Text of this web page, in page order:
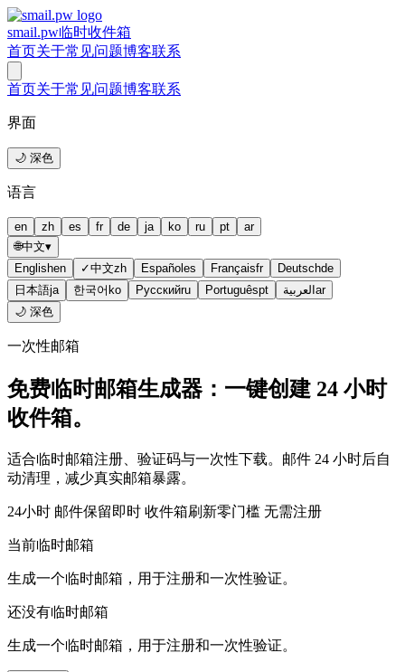
smail.pw临时收件箱
首页关于常见问题博客联系
首页关于常见问题博客联系
界面
🌙 深色
语言
en zh es fr de ja ko ru pt
ar
🌐中文▾
Englishen ✓中文zh Español es Françaisfr Deutschde
日本語ja 한국어 ko Русскийru Portuguêspt العربية ar
🌙 深色
一次性邮箱
免费临时邮箱生成器：一键创建 24 小时
收件箱。
适合临时邮箱注册、验证码与一次性下载。邮件 24 小时后自
动清理，减少真实邮箱暴露。
24小时 邮件保留 即时 收件箱刷新零门槛 无需注册
当前临时邮箱
生成一个临时邮箱，用于注册和一次性验证。
还没有临时邮箱
生成一个临时邮箱，用于注册和一次性验证。